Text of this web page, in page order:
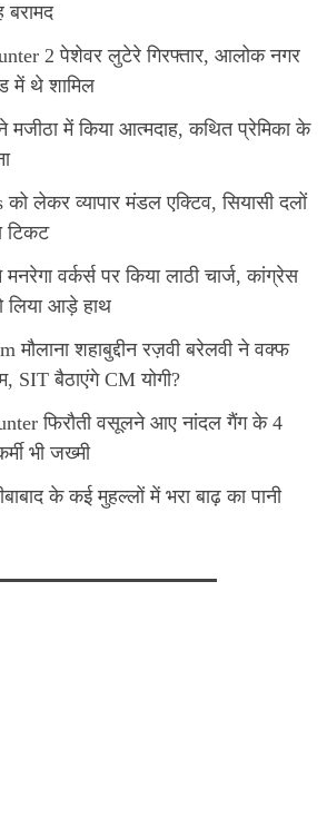
2 पेशेवर लुटेरे गिरफ्तार, आलोक नगर
में थे शामिल
में किया आत्मदाह, कथित प्रेमिका के
लेकर व्यापार मंडल एक्टिव, सियासी दलों
टिकट
वर्कर्स पर किया लाठी चार्ज, कांग्रेस
लिया आड़े हाथ
मौलाना शहाबुद्दीन रज़वी बरेलवी ने वक्फ
SIT बैठाएंगे CM योगी?
फिरौती वसूलने आए नांदल गैंग के 4
भी जख्मी
के कई मुहल्लों में भरा बाढ़ का पानी